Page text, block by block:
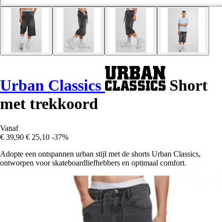
Urban Classics
Short
met trekkoord
Vanaf
€ 39,90 € 25,10 -37%
Adopte een ontspannen urban stijl met de shorts Urban Classics,
ontworpen voor skateboardliefhebbers en optimaal comfort.